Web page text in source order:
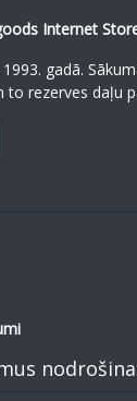
Internet
gadā.
rezerves daļu